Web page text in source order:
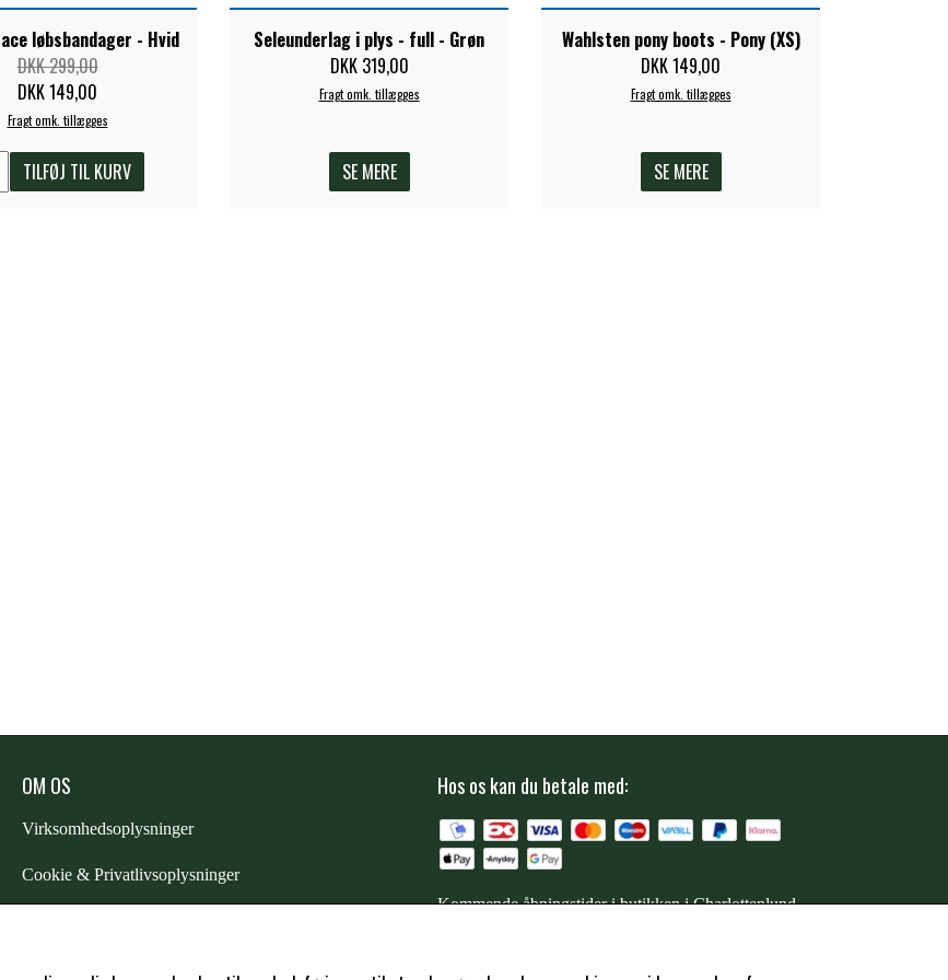
løbsbandager - Hvid
DKK 299,00
DKK 149,00
Fragt omk. tillægges
TILFØJ TIL KURV
Seleunderlag i plys - full - Grøn
DKK 319,00
Fragt omk. tillægges
SE MERE
Wahlsten pony boots - Pony (XS)
DKK 149,00
Fragt omk. tillægges
SE MERE
OM OS
Virksomhedsoplysninger
Cookie & Privatlivsoplysninger
Hos os kan du betale med:
Kommende åbningstider i butikken i Charlottenlund